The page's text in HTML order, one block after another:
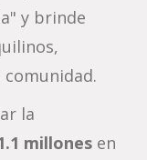
y brinde
la
millones en